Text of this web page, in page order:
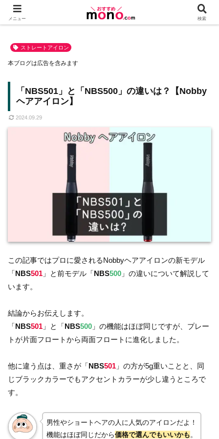
ストレートアイロン
「NBS501」と「NBS500」の違いは？【Nobby
ヘアアイロン】
2024.09.29
本ブログは広告を含みます
この記事ではプロに愛されるNobbyヘアアイロンの新モデル
「NBS501 」と前モデル「NBS500 」の違いについて解説して
います。
結論からお伝えします。
「NBS501 」と「NBS500 」の機能はほぼ同じですが、プレー
トが片面フロートから両面フロートに進化しました。
他に違う点は、重さが「NBS501 」の方が5g重いことと、同
じブラックカラーでもアクセントカラーが少し違うところで
す。
男性やショートヘアの人に人気のアイロンだよ！
機能はほぼ同じだから価格で選んでもいいかも。
メニュー 検索